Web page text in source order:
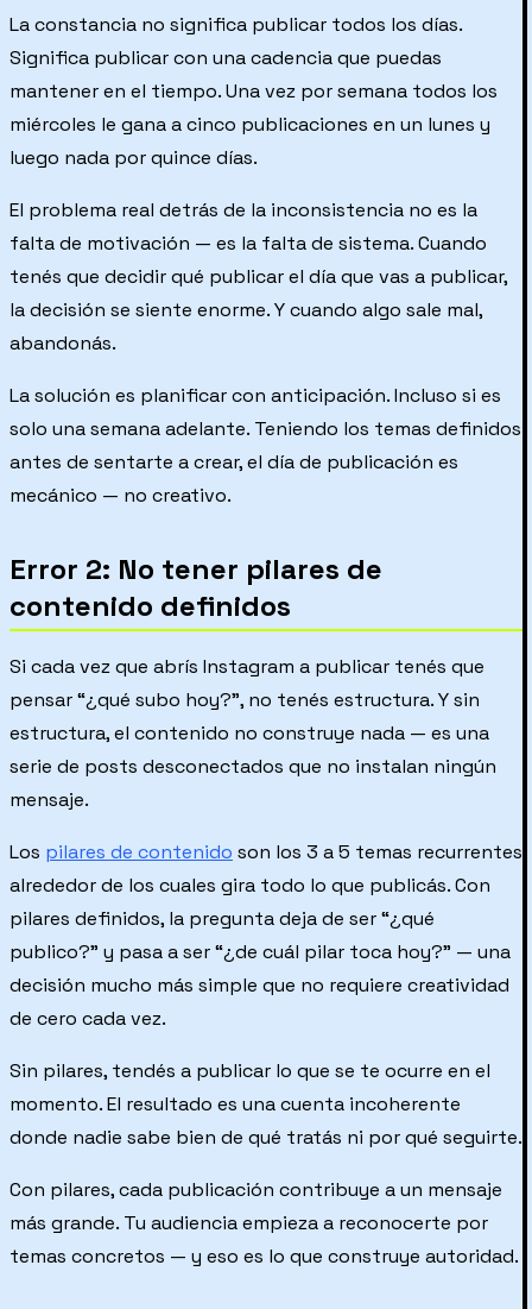
La constancia no significa publicar todos los días.
Significa publicar con una cadencia que puedas
mantener en el tiempo. Una vez por semana todos los
miércoles le gana a cinco publicaciones en un lunes y
luego nada por quince días.
El problema real detrás de la inconsistencia no es la
falta de motivación — es la falta de sistema. Cuando
tenés que decidir qué publicar el día que vas a publicar,
la decisión se siente enorme. Y cuando algo sale mal,
abandonás.
La solución es planificar con anticipación. Incluso si es
solo una semana adelante. Teniendo los temas definidos
antes de sentarte a crear, el día de publicación es
mecánico — no creativo.
Error 2: No tener pilares de
contenido definidos
Si cada vez que abrís Instagram a publicar tenés que
pensar “¿qué subo hoy?”, no tenés estructura. Y sin
estructura, el contenido no construye nada — es una
serie de posts desconectados que no instalan ningún
mensaje.
Los pilares de contenido son los 3 a 5 temas recurrentes
alrededor de los cuales gira todo lo que publicás. Con
pilares definidos, la pregunta deja de ser “¿qué
publico?” y pasa a ser “¿de cuál pilar toca hoy?” — una
decisión mucho más simple que no requiere creatividad
de cero cada vez.
Sin pilares, tendés a publicar lo que se te ocurre en el
momento. El resultado es una cuenta incoherente
donde nadie sabe bien de qué tratás ni por qué seguirte.
Con pilares, cada publicación contribuye a un mensaje
más grande. Tu audiencia empieza a reconocerte por
temas concretos — y eso es lo que construye autoridad.